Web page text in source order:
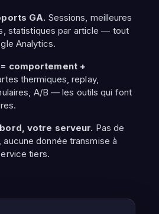
GA. Sessions, meilleures
statistiques par article — tout
Analytics.
comportement +
thermiques, replay,
A/B — les outils qui font
votre serveur. Pas de
donnée transmise à
tiers.